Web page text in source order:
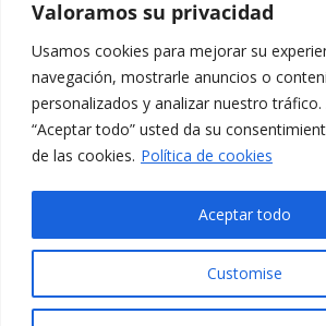
Valoramos su privacidad
Usamos cookies para mejorar su
navegación, mostrarle anuncios o
personalizados y analizar nuestro tráfico.
“Aceptar todo” usted da su
de las cookies. Política de cookies
Customise
Aceptar todo
Contacta
amb
nosaltres
Edifici
Girona 1-3
Barcelona
+34 93 405
03